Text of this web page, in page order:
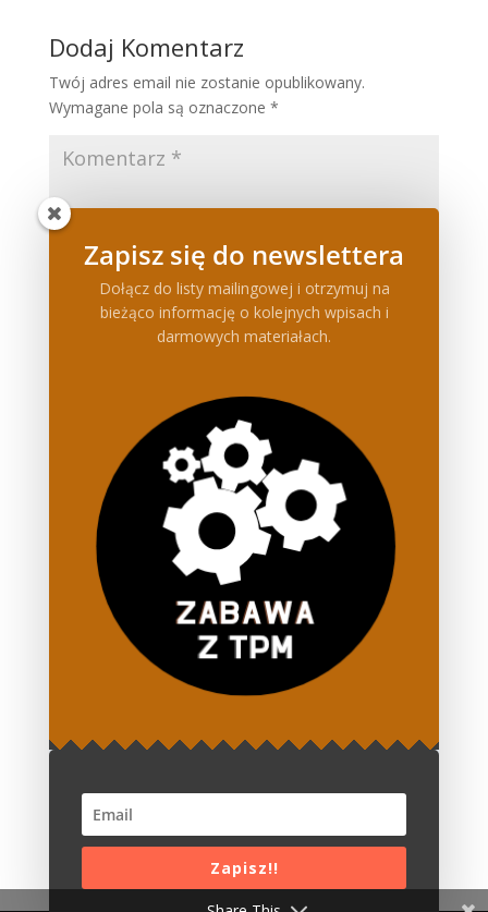
Dodaj Komentarz
Twój adres email nie zostanie opublikowany.
Wymagane pola są oznaczone *
Zapamiętaj moje dane w tej przeglądarce podczas
pisania kolejnych komentarzy.
Powiadom mnie o kolejnych komentarzach przez
Powiadom mnie o nowych wpisach przez email.
Zapisz się do newslettera
Dołącz do listy mailingowej i otrzymuj na
bieżąco informację o kolejnych wpisach i
darmowych materiałach.
Zapisz!!